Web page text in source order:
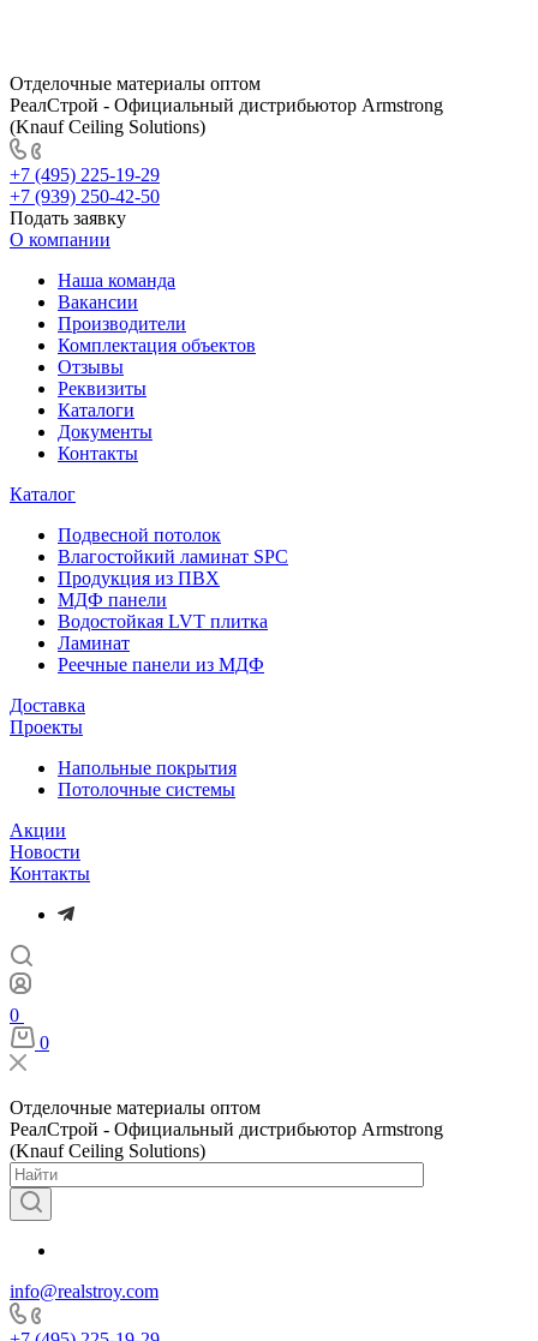
Отделочные материалы оптом
РеалСтрой - Официальный дистрибьютор Armstrong
(Knauf Ceiling Solutions)
+7 (495) 225-19-29
+7 (939) 250-42-50
Подать заявку
О компании
Наша команда
Вакансии
Производители
Комплектация объектов
Отзывы
Реквизиты
Каталоги
Документы
Контакты
Каталог
Подвесной потолок
Влагостойкий ламинат SPC
Продукция из ПВХ
МДФ панели
Водостойкая LVT плитка
Ламинат
Реечные панели из МДФ
Доставка
Проекты
Напольные покрытия
Потолочные системы
Акции
Новости
Контакты
0
0
Отделочные материалы оптом
РеалСтрой - Официальный дистрибьютор Armstrong
(Knauf Ceiling Solutions)
info@realstroy.com